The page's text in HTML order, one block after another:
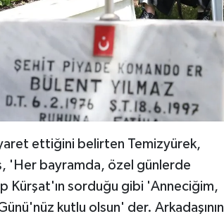
ettiğini belirten Temizyürek,
'Her bayramda, özel günlerde
Kürşat'ın sorduğu gibi 'Anneciğim,
kutlu olsun' der. Arkadaşının